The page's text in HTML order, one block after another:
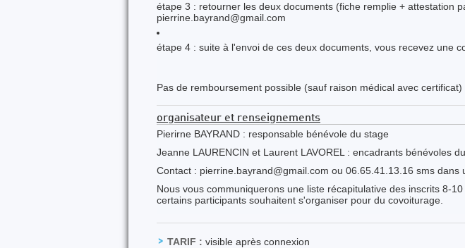
étape 3 : retourner les deux documents (fiche remplie + attestation
pierrine.bayrand@gmail.com
étape 4 : suite à l'envoi de ces deux documents, vous recevez une
Pas de remboursement possible (sauf raison médical avec certificat)
organisateur et renseignements
Pierirne BAYRAND : responsable bénévole du stage
Jeanne LAURENCIN et Laurent LAVOREL : encadrants bénévoles
Contact : pierrine.bayrand@gmail.com ou 06.65.41.13.16 sms dans
Nous vous communiquerons une liste récapitulative des inscrits 8-
certains participants souhaitent s'organiser pour du covoiturage.
TARIF : visible après connexion